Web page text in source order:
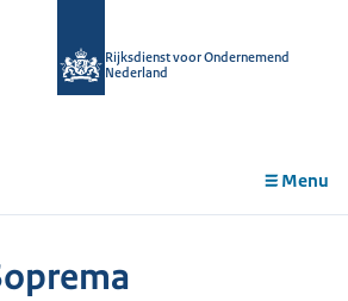
Rijksdienst voor Ondernemend
Nederland
Menu